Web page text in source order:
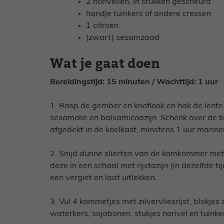
2 norivellen, in stukken gescheurd
handje tuinkers of andere cressen
1 citroen
(zwart) sesamzaad
Wat je gaat doen
Bereidingstijd: 15 minuten / Wachttijd: 1 uur
1. Rasp de gember en knoflook en hak de
sesamolie en balsamicoazijn. Schenk over de
afgedekt in de koelkast, minstens 1 uur
2. Snijd dunne slierten van de komkommer
deze in een schaal met rijstazijn (in dezelfde
een vergiet en laat uitlekken.
3. Vul 4 kommetjes met zilvervliesrijst, blokjes
waterkers, sojabonen, stukjes norivel en